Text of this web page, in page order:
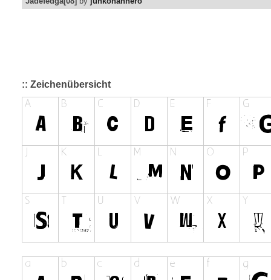
:: Zeichenübersicht